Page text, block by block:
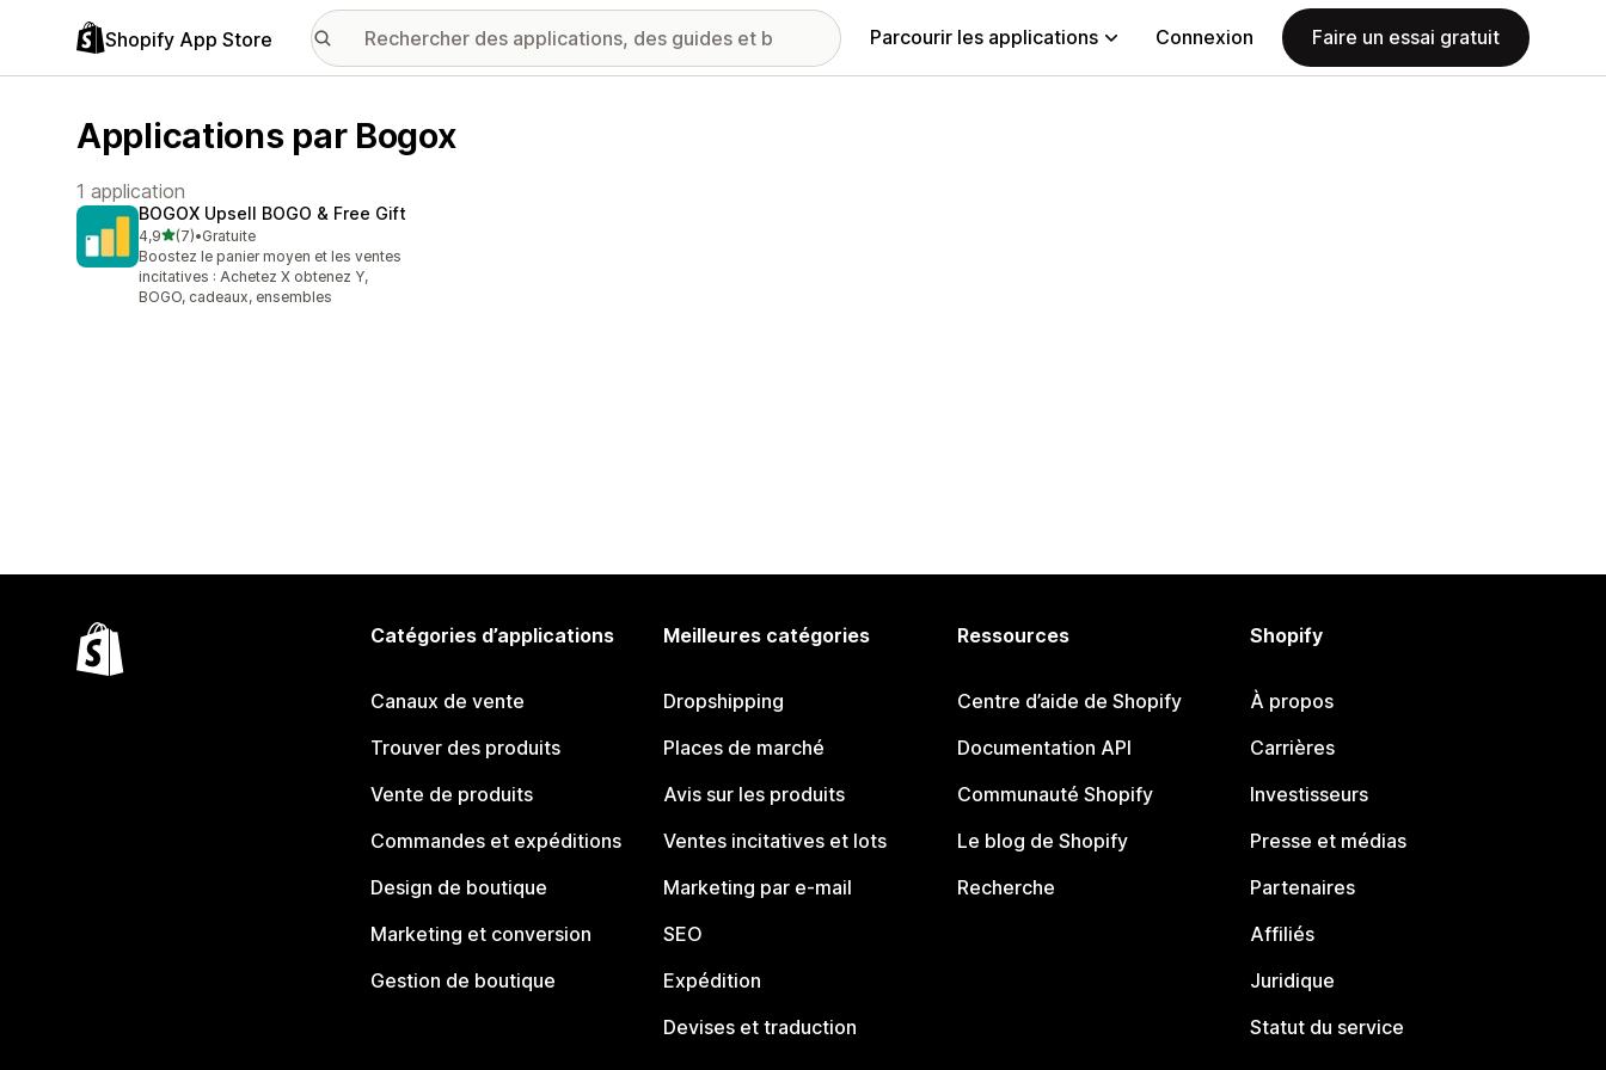
Shopify App Store Parcourir les applications Connexion Faire un essai gratuit
Applications par Bogox
1 application
BOGOX Upsell BOGO & Free Gift
4,9étoile(s) sur 5
(7)
7 avis au total
•Gratuite
Boostez le panier moyen et les ventes
incitatives : Achetez X obtenez Y,
BOGO, cadeaux, ensembles
Catégories d’applications
Canaux de vente
Trouver des produits
Vente de produits
Commandes et expéditions
Design de boutique
Marketing et conversion
Gestion de boutique
Meilleures catégories
Dropshipping
Places de marché
Avis sur les produits
Ventes incitatives et lots
Marketing par e-mail
SEO
Expédition
Devises et traduction
Ressources
Centre d’aide de Shopify
Documentation API
Communauté Shopify
Le blog de Shopify
Recherche
Shopify
À propos
Carrières
Investisseurs
Presse et médias
Partenaires
Affiliés
Juridique
Statut du service